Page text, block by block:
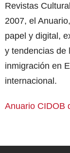
Revistas
2007, el
papel y digital,
y tendencias de
inmigración en
internacional.
Anuario CIDOB